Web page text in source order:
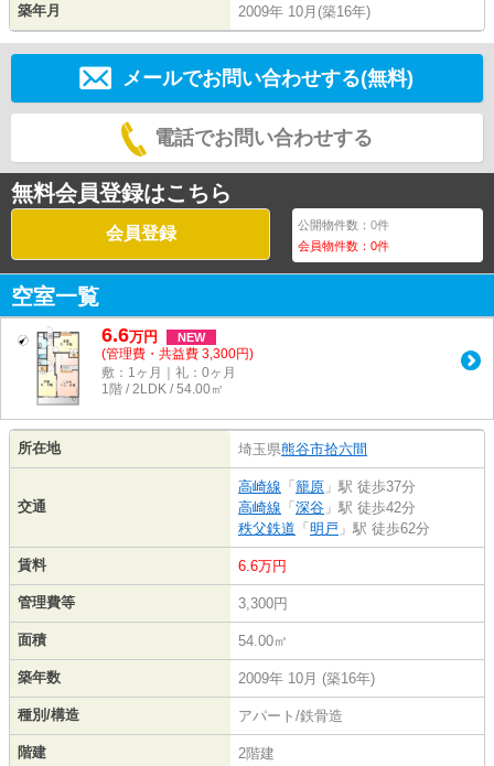
築年月 2009年 10月(築16年)
メールでお問い合わせする(無料)
電話でお問い合わせする
無料会員登録はこちら
会員登録 公開物件数：0件
会員物件数：0件
空室一覧
6.6万円 NEW
(管理費・共益費 3,300円)
敷：1ヶ月｜礼：0ヶ月
1階 / 2LDK / 54.00㎡
所在地 埼玉県熊谷市拾六間
交通
高崎線 「 籠原 」駅 徒歩37分
高崎線 「 深谷 」駅 徒歩42分
秩父鉄道 「 明戸 」駅 徒歩62分
賃料 6.6万円
管理費等 3,300円
面積 54.00㎡
築年数 2009年 10月 (築16年)
種別/構造 アパート/鉄骨造
階建 2階建